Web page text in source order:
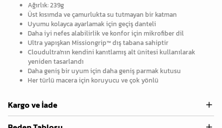
Ağırlık: 239g
Üst kısımda ve çamurlukta su tutmayan bir katman
Uyumu kolayca ayarlamak için geçiş danteli
Daha iyi nefes alabilirlik ve konfor için mikrofiber dil
Ultra yapışkan Missiongrip™ dış tabana sahiptir
Cloudultra'nın kendini kanıtlamış alt ünitesi kullanılarak
yeniden tasarlandı
Daha geniş bir uyum için daha geniş parmak kutusu
Her türlü macera için koruyucu ve çok yönlü
Kargo ve İade